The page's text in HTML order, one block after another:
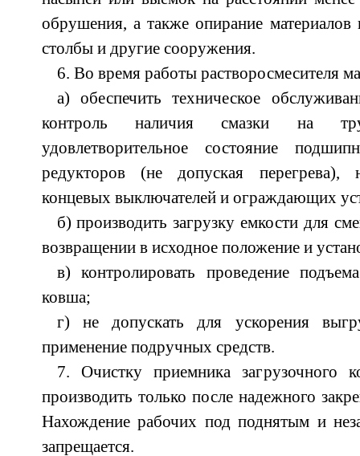
обрушения, а также опирание материалов
столбы и другие сооружения.
6. Во время работы растворосмесителя
а) обеспечить техническое
контроль наличия смазки на
удовлетворительное состояние
редукторов (не допуская перегрева),
концевых выключателей и ограждающих
б) производить загрузку емкости для
возвращении в исходное положение и
в) контролировать проведение
ковша;
г) не допускать для ускорения
применение подручных средств.
7. Очистку приемника загрузочного
производить только после надежного
Нахождение рабочих под поднятым и
запрещается.